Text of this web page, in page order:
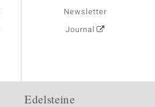
Newsletter
Journal
Edelsteine